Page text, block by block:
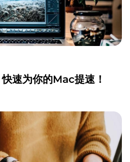
速为你的Mac提速！